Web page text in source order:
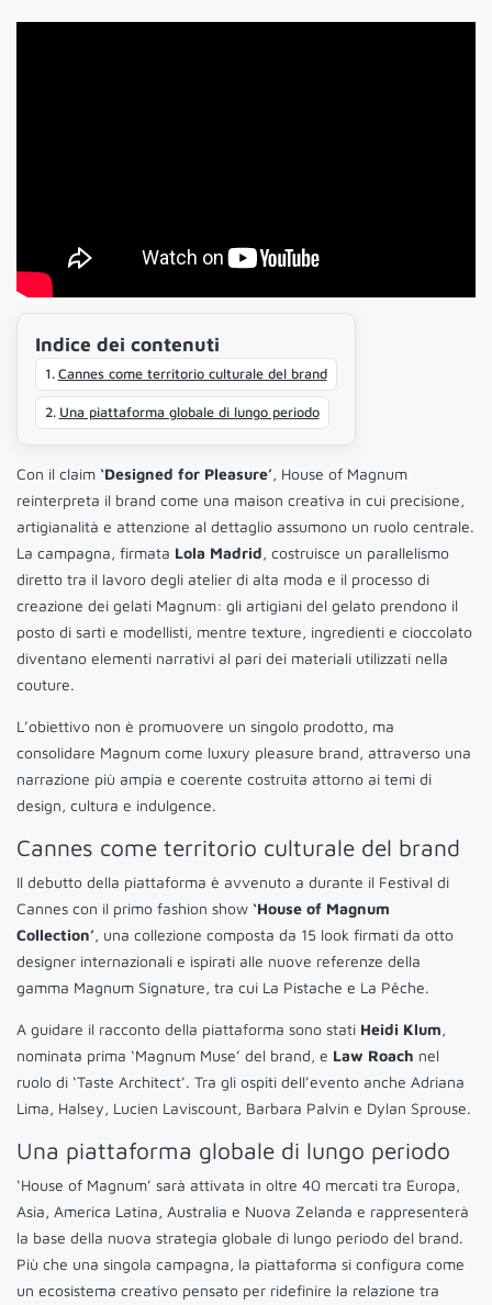
Indice dei contenuti
Cannes come territorio culturale del brand
Una piattaforma globale di lungo periodo
Con il claim ‘Designed for Pleasure’, House of Magnum
reinterpreta il brand come una maison creativa in cui precisione,
artigianalità e attenzione al dettaglio assumono un ruolo centrale.
La campagna, firmata Lola Madrid, costruisce un parallelismo
diretto tra il lavoro degli atelier di alta moda e il processo di
creazione dei gelati Magnum: gli artigiani del gelato prendono il
posto di sarti e modellisti, mentre texture, ingredienti e cioccolato
diventano elementi narrativi al pari dei materiali utilizzati nella
couture.
L’obiettivo non è promuovere un singolo prodotto, ma
consolidare Magnum come luxury pleasure brand, attraverso una
narrazione più ampia e coerente costruita attorno ai temi di
design, cultura e indulgence.
Cannes come territorio culturale del brand
Il debutto della piattaforma è avvenuto a durante il Festival di
Cannes con il primo fashion show ‘House of Magnum
Collection’, una collezione composta da 15 look firmati da otto
designer internazionali e ispirati alle nuove referenze della
gamma Magnum Signature, tra cui La Pistache e La Pêche.
A guidare il racconto della piattaforma sono stati Heidi Klum,
nominata prima ‘Magnum Muse’ del brand, e Law Roach nel
ruolo di ‘Taste Architect’. Tra gli ospiti dell’evento anche Adriana
Lima, Halsey, Lucien Laviscount, Barbara Palvin e Dylan Sprouse.
Una piattaforma globale di lungo periodo
‘House of Magnum’ sarà attivata in oltre 40 mercati tra Europa,
Asia, America Latina, Australia e Nuova Zelanda e rappresenterà
la base della nuova strategia globale di lungo periodo del brand.
Più che una singola campagna, la piattaforma si configura come
un ecosistema creativo pensato per ridefinire la relazione tra